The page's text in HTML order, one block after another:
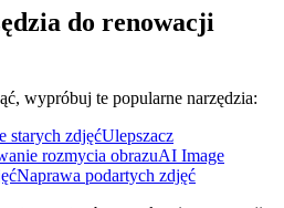
do renowacji
wypróbuj te popularne narzędzia:
starych zdjęćUlepszacz
rozmycia obrazuAI Image
Naprawa podartych zdjęć